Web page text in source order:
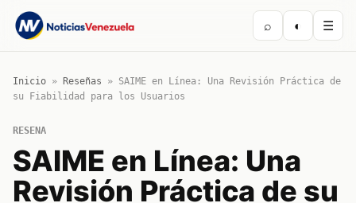
⌕ ◐ ☰
Inicio » Reseñas » SAIME en Línea: Una Revisión Práctica de
su Fiabilidad para los Usuarios
RESENA
SAIME en Línea: Una
Revisión Práctica de su